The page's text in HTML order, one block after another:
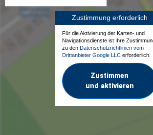
Zustimmung erforderlich
Für die Aktivierung der Karten- und
Navigationsdienste ist Ihre
zu den Datenschutzrichtlinien vom
Drittanbieter Google LLC erforderlich.
Zustimmen
und aktivieren